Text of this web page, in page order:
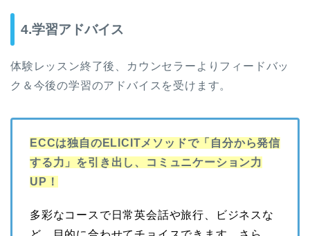
4.学習アドバイス
体験レッスン終了後、カウンセラーよりフィードバッ
ク＆今後の学習のアドバイスを受けます。
ECCは独自のELICITメソッドで「自分から発信
する力」を引き出し、コミュニケーション力
UP！
多彩なコースで日常英会話や旅行、ビジネスな